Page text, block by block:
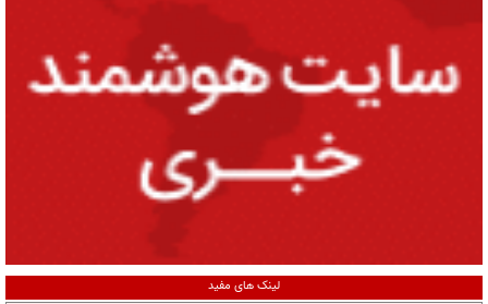
لینک های مفید